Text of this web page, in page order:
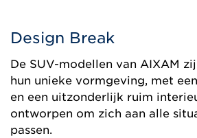
Design Break
De SUV-modellen van AIXAM
hun unieke vormgeving, met
en een uitzonderlijk ruim
ontworpen om zich aan alle
passen.